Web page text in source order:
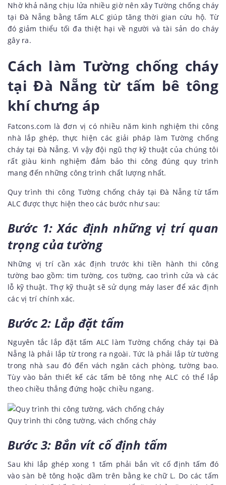
Nhờ khả năng chịu lửa nhiều giờ nên xây Tường chống cháy
tại Đà Nẵng bằng tấm ALC giúp tăng thời gian cứu hộ. Từ
đó giảm thiểu tối đa thiệt hại về người và tài sản do cháy
gây ra.
Cách làm Tường chống cháy
tại Đà Nẵng từ tấm bê tông
khí chưng áp
Fatcons.com là đơn vị có nhiều năm kinh nghiệm thi công
nhà lắp ghép, thực hiện các giải pháp làm Tường chống
cháy tại Đà Nẵng. Vì vậy đội ngũ thợ kỹ thuật của chúng tôi
rất giàu kinh nghiệm đảm bảo thi công đúng quy trình
mang đến những công trình chất lượng nhất.
Quy trình thi công Tường chống cháy tại Đà Nẵng từ tấm
ALC được thực hiện theo các bước như sau:
Bước 1: Xác định những vị trí quan
trọng của tường
Những vị trí cần xác định trước khi tiền hành thi công
tường bao gồm: tim tường, cos tường, cao trình cửa và các
lỗ kỹ thuật. Thợ kỹ thuật sẽ sử dụng máy laser để xác định
các vị trí chính xác.
Bước 2: Lắp đặt tấm
Nguyên tắc lắp đặt tấm ALC làm Tường chống cháy tại Đà
Nẵng là phải lắp từ trong ra ngoài. Tức là phải lắp từ tường
trong nhà sau đó đến vách ngăn cách phòng, tường bao.
Tùy vào bản thiết kế các tấm bê tông nhẹ ALC có thể lắp
theo chiều thẳng đứng hoặc chiều ngang.
Quy trình thi công tường, vách chống cháy
Bước 3: Bắn vít cố định tấm
Sau khi lắp ghép xong 1 tấm phải bắn vít cố định tấm đó
vào sàn bê tông hoặc dầm trên bằng ke chữ L. Do các tấm